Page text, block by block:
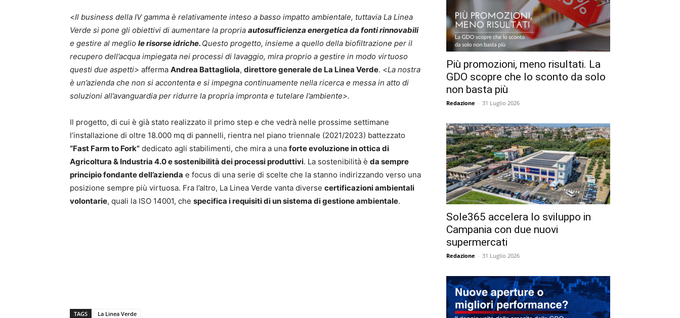
<Il business della IV gamma è relativamente inteso a basso impatto ambientale, tuttavia La Linea
Verde si pone gli obiettivi di aumentare la propria autosufficienza energetica da fonti rinnovabili
e gestire al meglio le risorse idriche. Questo progetto, insieme a quello della biofiltrazione per il
recupero dell’acqua impiegata nei processi di lavaggio, mira proprio a gestire in modo virtuoso
questi due aspetti> afferma Andrea Battagliola, direttore generale de La Linea Verde. <La nostra
è un’azienda che non si accontenta e si impegna continuamente nella ricerca e messa in atto di
soluzioni all’avanguardia per ridurre la propria impronta e tutelare l’ambiente>.
Il progetto, di cui è già stato realizzato il primo step e che vedrà nelle prossime settimane
l’installazione di oltre 18.000 mq di pannelli, rientra nel piano triennale (2021/2023) battezzato
“Fast Farm to Fork” dedicato agli stabilimenti, che mira a una forte evoluzione in ottica di
Agricoltura & Industria 4.0 e sostenibilità dei processi produttivi. La sostenibilità è da sempre
principio fondante dell’azienda e focus di una serie di scelte che la stanno indirizzando verso una
posizione sempre più virtuosa. Fra l’altro, La Linea Verde vanta diverse certificazioni ambientali
volontarie, quali la ISO 14001, che specifica i requisiti di un sistema di gestione ambientale.
TAGS La Linea Verde
Più promozioni, meno risultati. La
GDO scopre che lo sconto da solo
non basta più
Redazione - 31 Luglio 2026
Sole365 accelera lo sviluppo in
Campania con due nuovi
supermercati
Redazione - 31 Luglio 2026